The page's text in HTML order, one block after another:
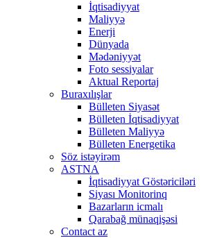
İqtisadiyyat
Maliyyə
Enerji
Dünyada
Mədəniyyət
Foto sessiyalar
Aktual Reportaj
Buraxılışlar
Bülleten Siyasət
Bülleten İqtisadiyyat
Bülleten Maliyyə
Bülleten Energetika
Söz istəyirəm
ASTNA
İqtisadiyyat Göstəriciləri
Siyası Monitorinq
Bazarların icmalı
Qarabağ münaqişəsi
Contact az